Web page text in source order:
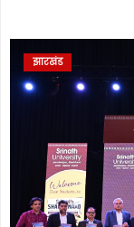
झारखंड